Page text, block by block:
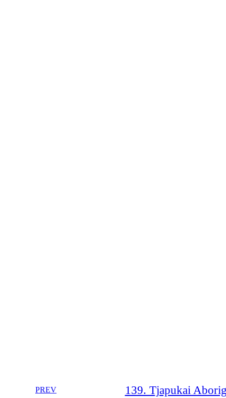
PREV 139. Tjapukai